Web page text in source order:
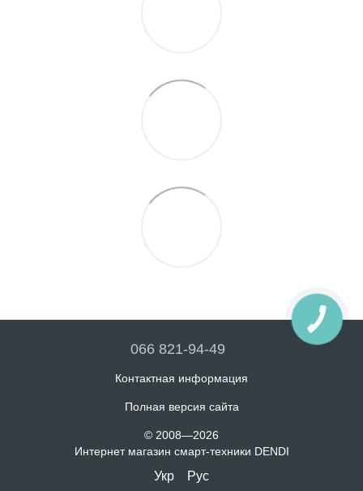
066 821-94-49
Контактная информация
Полная версия сайта
© 2008—2026
Интернет магазин смарт-техники DENDI
Укр Рус